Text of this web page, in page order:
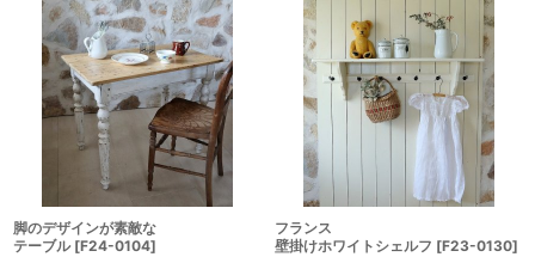
脚のデザインが素敵な
テーブル [F24-0104]
フランス
壁掛けホワイトシェルフ [F23-0130]